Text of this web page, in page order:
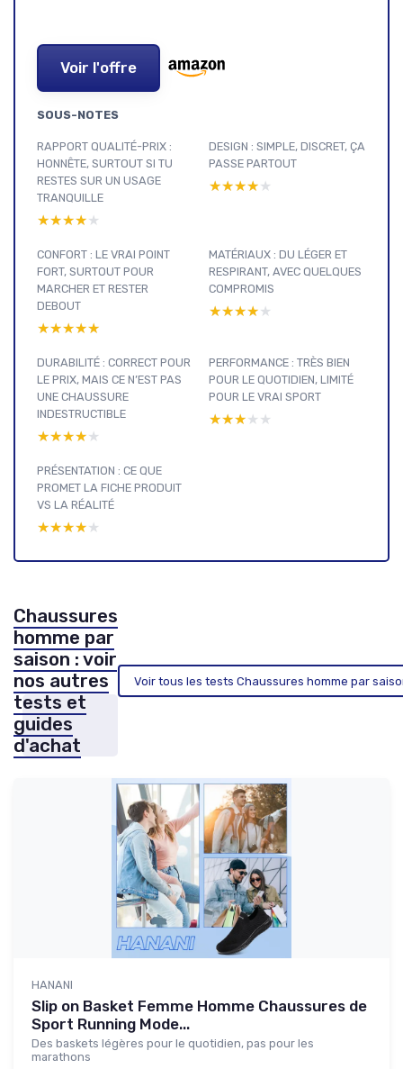
Voir l'offre
SOUS-NOTES
RAPPORT QUALITÉ-PRIX :
HONNÊTE, SURTOUT SI TU
RESTES SUR UN USAGE
TRANQUILLE
★★★★★
★★★★★
DESIGN : SIMPLE, DISCRET, ÇA
PASSE PARTOUT
★★★★★
★★★★★
CONFORT : LE VRAI POINT
FORT, SURTOUT POUR
MARCHER ET RESTER
DEBOUT
★★★★★
★★★★★
MATÉRIAUX : DU LÉGER ET
RESPIRANT, AVEC QUELQUES
COMPROMIS
★★★★★
★★★★★
DURABILITÉ : CORRECT POUR
LE PRIX, MAIS CE N’EST PAS
UNE CHAUSSURE
INDESTRUCTIBLE
★★★★★
★★★★★
PERFORMANCE : TRÈS BIEN
POUR LE QUOTIDIEN, LIMITÉ
POUR LE VRAI SPORT
★★★★★
★★★★★
PRÉSENTATION : CE QUE
PROMET LA FICHE PRODUIT
VS LA RÉALITÉ
★★★★★
★★★★★
Chaussures
homme par
saison : voir
nos autres
tests et
guides
d'achat
Voir tous les tests Chaussures homme par
HANANI
Slip on Basket Femme Homme Chaussures de
Sport Running Mode...
Des baskets légères pour le quotidien, pas pour les
marathons